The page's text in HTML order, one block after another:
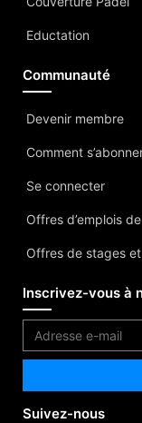
Eductation
Communauté
Devenir membre
Comment
Se connecter
Offres d’emplois
Offres de stages
Inscrivez-vous à
Suivez-nous